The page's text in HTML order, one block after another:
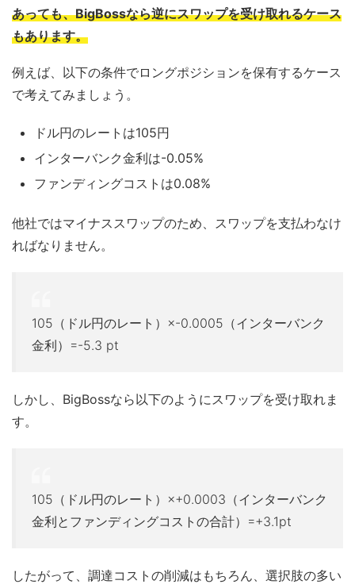
あっても、BigBossなら逆にスワップを受け取れるケース
もあります。
例えば、以下の条件でロングポジションを保有するケース
で考えてみましょう。
ドル円のレートは105円
インターバンク金利は-0.05%
ファンディングコストは0.08%
他社ではマイナススワップのため、スワップを支払わなけ
ればなりません。
105（ドル円のレート）×-0.0005（インターバンク
金利）=-5.3 pt
しかし、BigBossなら以下のようにスワップを受け取れま
す。
105（ドル円のレート）×+0.0003（インターバンク
金利とファンディングコストの合計）=+3.1pt
したがって、調達コストの削減はもちろん、選択肢の多い